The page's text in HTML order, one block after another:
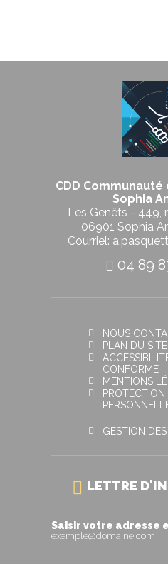
CDD
Sophia
Les Genêts - 449,
06901 Sophia
Courriel:
04 89
NOUS
PLAN DU SITE
CONFORME
MENTIONS
GESTION
LETTRE
Saisir votre adresse
exemple@domaine.com